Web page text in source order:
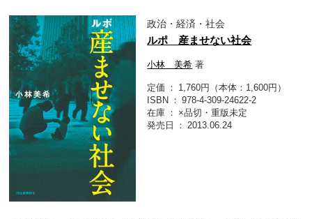
政治・経済・社会
ルポ 産ませない社会
小林 美希 著
定価
1,760円（本体：1,600円）
ISBN
978-4-309-24622-2
在庫
×品切・重版未定
発売日
2013.06.24